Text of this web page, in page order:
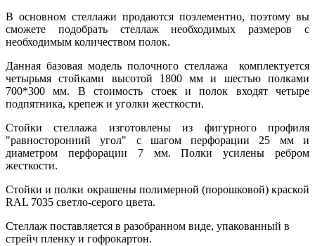
В основном стеллажи продаются поэлементно, поэтому вы
сможете подобрать стеллаж необходимых размеров с
необходимым количеством полок.
Данная базовая модель полочного стеллажа комплектуется
четырьмя стойками высотой 1800 мм и шестью полками
700*300 мм. В стоимость стоек и полок входят четыре
подпятника, крепеж и уголки жесткости.
Стойки стеллажа изготовлены из фигурного профиля
"равносторонний угол" с шагом перфорации 25 мм и
диаметром перфорации 7 мм. Полки усилены ребром
жесткости.
Стойки и полки окрашены полимерной (порошковой) краской
RAL 7035 светло-серого цвета.
Стеллаж поставляется в разобранном виде, упакованный в
стрейч пленку и гофрокартон.